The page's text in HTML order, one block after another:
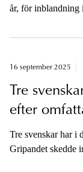
år, för inblandning
maj i år. 15-
media.
16 september 2025
Tre
efter
Sverige
Tre svenskar har i
Gripandet skedde